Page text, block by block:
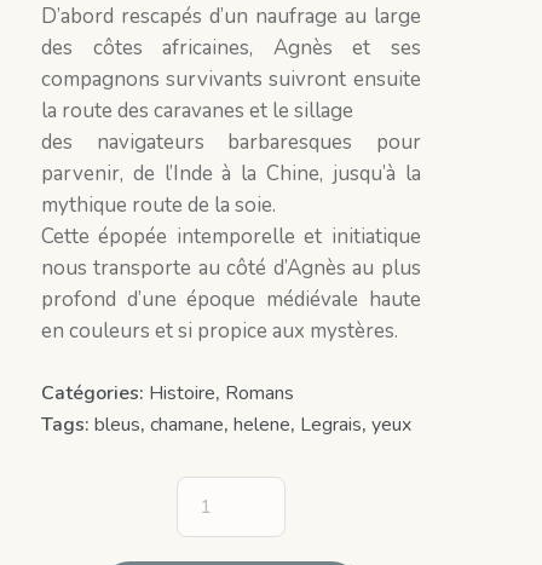
D’abord rescapés d’un naufrage au large
des côtes africaines, Agnès et ses
compagnons survivants suivront ensuite
la route des caravanes et le sillage
des navigateurs barbaresques pour
parvenir, de l’Inde à la Chine, jusqu’à la
mythique route de la soie.
Cette épopée intemporelle et initiatique
nous transporte au côté d’Agnès au plus
profond d’une époque médiévale haute
en couleurs et si propice aux mystères.
Catégories: Histoire, Romans
Tags: bleus, chamane, helene, Legrais, yeux